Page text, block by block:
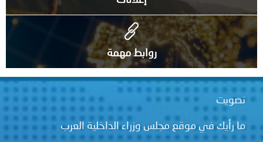
روابط مهمة
تصويت
ما رأيك في موقع مجلس وزراء الداخلية العرب